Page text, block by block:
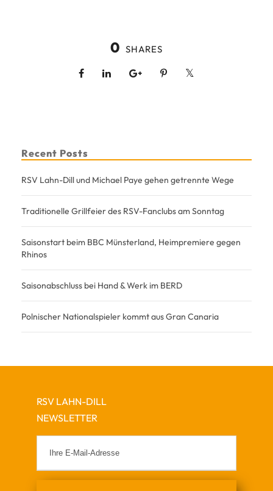
0 SHARES
Recent Posts
RSV Lahn-Dill und Michael Paye gehen getrennte Wege
Traditionelle Grillfeier des RSV-Fanclubs am Sonntag
Saisonstart beim BBC Münsterland, Heimpremiere gegen
Rhinos
Saisonabschluss bei Hand & Werk im BERD
Polnischer Nationalspieler kommt aus Gran Canaria
RSV LAHN-DILL
NEWSLETTER